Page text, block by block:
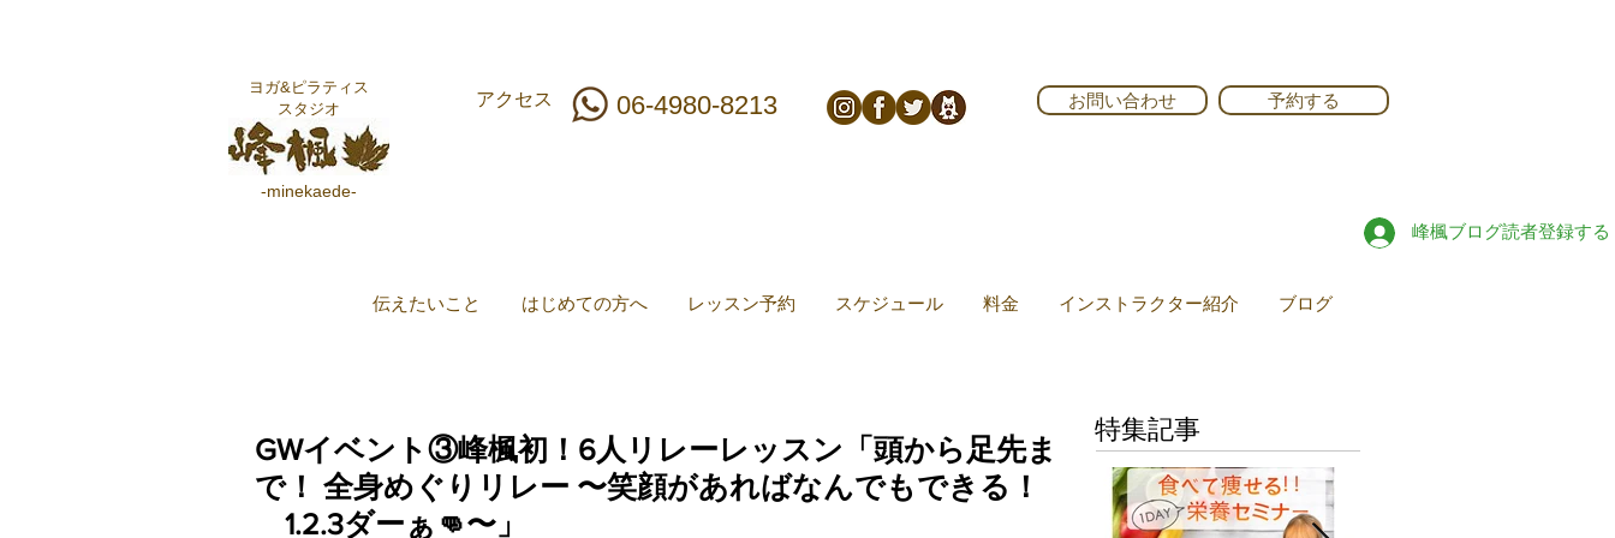
ヨガ&ピラティス
スタジオ
-minekaede-
アクセス 06-4980-8213 お問い合わせ 予約する
峰楓ブログ読者登録する
伝えたいこと はじめての方へ レッスン予約 スケジュール 料金 インストラクター紹介 ブログ
GWイベント③峰楓初！6人リレーレッスン「頭から足先ま
で！ 全身めぐりリレー 〜笑顔があればなんでもできる！
1.2.3ダーぁ👊〜」
特集記事